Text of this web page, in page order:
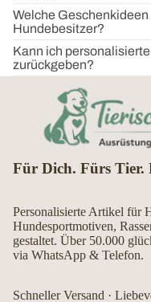
Welche
Hundebesitzer?
Kann ich
zurückgeben?
Für Dich. Fürs Tier.
Personalisierte Artikel für
Hundesportmotiven,
gestaltet. Über 50.000
via WhatsApp & Telefon.
Schneller Versand ·